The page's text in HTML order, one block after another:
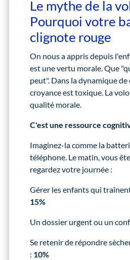
Le mythe de la
Pourquoi votre
clignote rouge
On nous a appris depuis
est une vertu morale. Que
peut". Dans la dynamique
croyance est toxique. La
qualité morale.
C'est une ressource
Imaginez-la comme la
téléphone. Le matin, vous
regardez votre journée :
Gérer les enfants qui
15%
Un dossier urgent ou un
Se retenir de répondre
: 10%